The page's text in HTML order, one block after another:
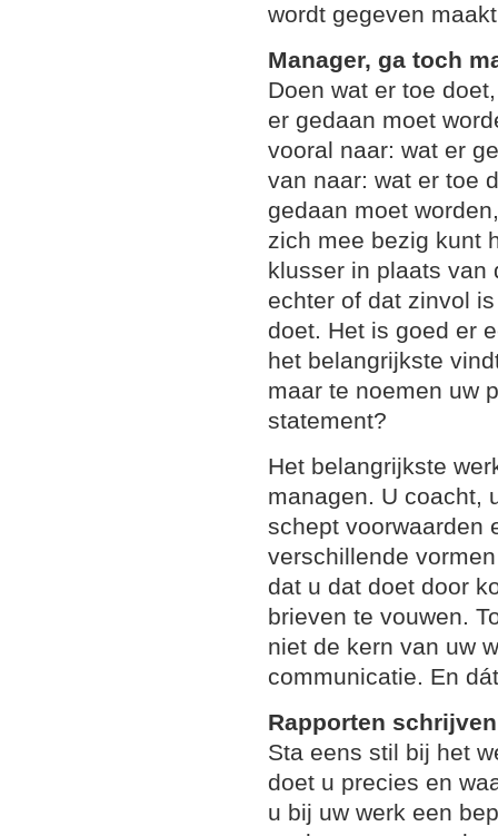
wordt gegeven
Manager, ga toch
Doen wat er toe
er gedaan moet
vooral naar: wat er
van naar: wat er toe
gedaan moet
zich mee bezig kunt
klusser in plaats van
echter of dat zinvol
doet. Het is goed er
het belangrijkste
maar te noemen uw
statement?
Het belangrijkste
managen. U coacht,
schept voorwaarden
verschillende
dat u dat doet door
brieven te vouwen.
niet de kern van uw
communicatie. En
Rapporten
Sta eens stil bij het
doet u precies en
u bij uw werk een